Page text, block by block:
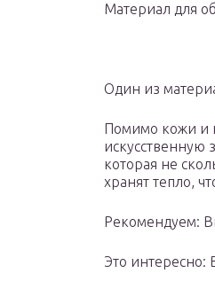
Материал для
Один из
Помимо кожи и
искусственную
которая не
хранят тепло,
Рекомендуем:
Это интересно: